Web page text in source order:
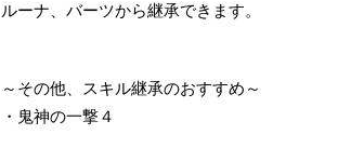
ルーナ、バーツから継承できます。
～その他、スキル継承のおすすめ～
・鬼神の一撃４